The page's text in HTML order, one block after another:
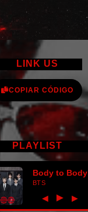
LINK US
COPIAR CÓDIGO
PLAYLIST
Body to Body
BTS
◀ ► ▶